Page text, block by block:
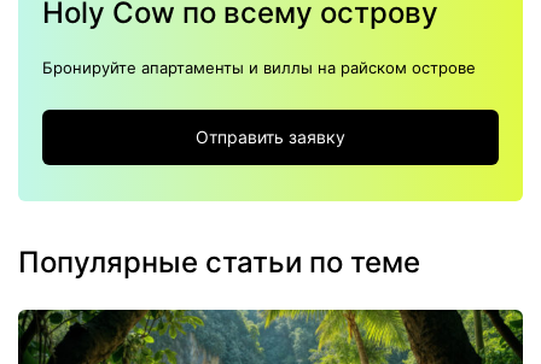
Holy Cow по всему острову
Бронируйте апартаменты и виллы на райском острове
Отправить заявку
Популярные статьи по теме